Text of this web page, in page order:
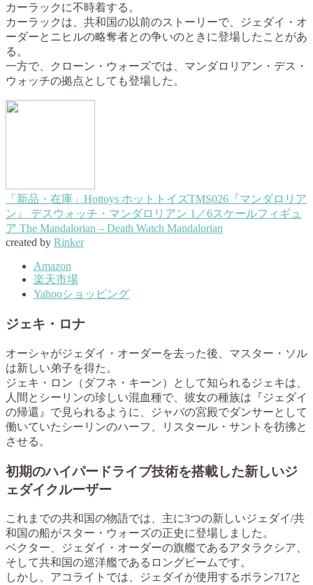
カーラックに不時着する。
カーラックは、共和国の以前のストーリーで、ジェダイ・オ
ーダーとニヒルの略奪者との争いのときに登場したことがあ
る。
一方で、クローン・ウォーズでは、マンダロリアン・デス・
ウォッチの拠点としても登場した。
「新品・在庫」Hottoys ホットトイズTMS026『マンダロリア
ン』 デスウォッチ・マンダロリアン 1／6スケールフィギュ
ア The Mandalorian – Death Watch Mandalorian
created by Rinker
Amazon
楽天市場
Yahooショッピング
ジェキ・ロナ
オーシャがジェダイ・オーダーを去った後、マスター・ソル
は新しい弟子を得た。
ジェキ・ロン（ダフネ・キーン）として知られるジェキは、
人間とシーリンの珍しい混血種で、彼女の種族は『ジェダイ
の帰還』で見られるように、ジャバの宮殿でダンサーとして
働いていたシーリンのハーフ、リスタール・サントを彷彿と
させる。
初期のハイパードライブ技術を搭載した新しいジ
ェダイクルーザー
これまでの共和国の物語では、主に3つの新しいジェダイ/共
和国の船がスター・ウォーズの正史に登場しました。
ベクター、ジェダイ・オーダーの旗艦であるアタラクシア、
そして共和国の巡洋艦であるロングビームです。
しかし、アコライトでは、ジェダイが使用するポラン717と